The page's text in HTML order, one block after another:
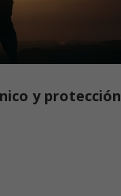
y protección